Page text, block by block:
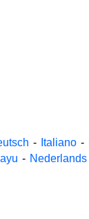
- Italiano -
- Nederlands